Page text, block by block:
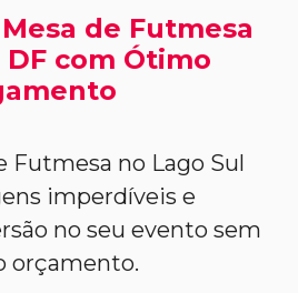
de Futmesa
DF com Ótimo
Futmesa no Lago Sul
imperdíveis e
no seu evento sem
orçamento.